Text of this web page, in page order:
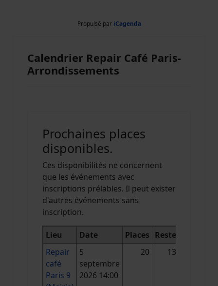
Propulsé par iCagenda
Calendrier Repair Café Paris-
Arrondissements
Prochaines places
disponibles.
Ces disponibilités ne concernent
que les événements avec
inscriptions prélables. Il peut exister
d'autres événements sans
inscription.
Lieu Date Places Reste
Repair
café
Paris 9
5
septembre
2026 14:00
20 13